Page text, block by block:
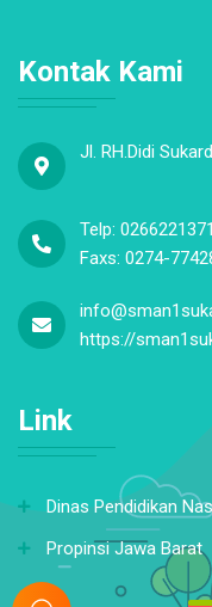
Kontak Kami
Jl. RH.Didi
Telp: 0266221371
Faxs: 0274-
https://
Link
Dinas Pendidikan
Propinsi Jawa Barat